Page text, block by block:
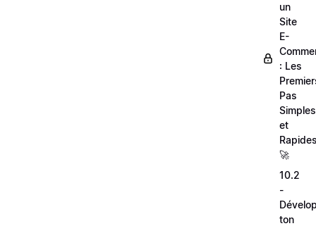
un
Site
E-
: Les
Pas
Simples
et
🚀
10.2
-
ton